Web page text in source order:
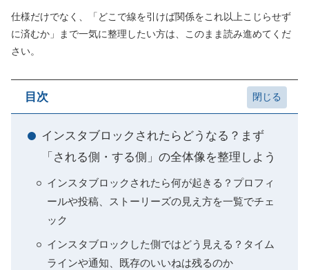
仕様だけでなく、「どこで線を引けば関係をこれ以上こじらせず
に済むか」まで一気に整理したい方は、このまま読み進めてくだ
さい。
目次
インスタブロックされたらどうなる？まず
「される側・する側」の全体像を整理しよう
インスタブロックされたら何が起きる？プロフィ
ールや投稿、ストーリーズの見え方を一覧でチェ
ック
インスタブロックした側ではどう見える？タイム
ラインや通知、既存のいいねは残るのか